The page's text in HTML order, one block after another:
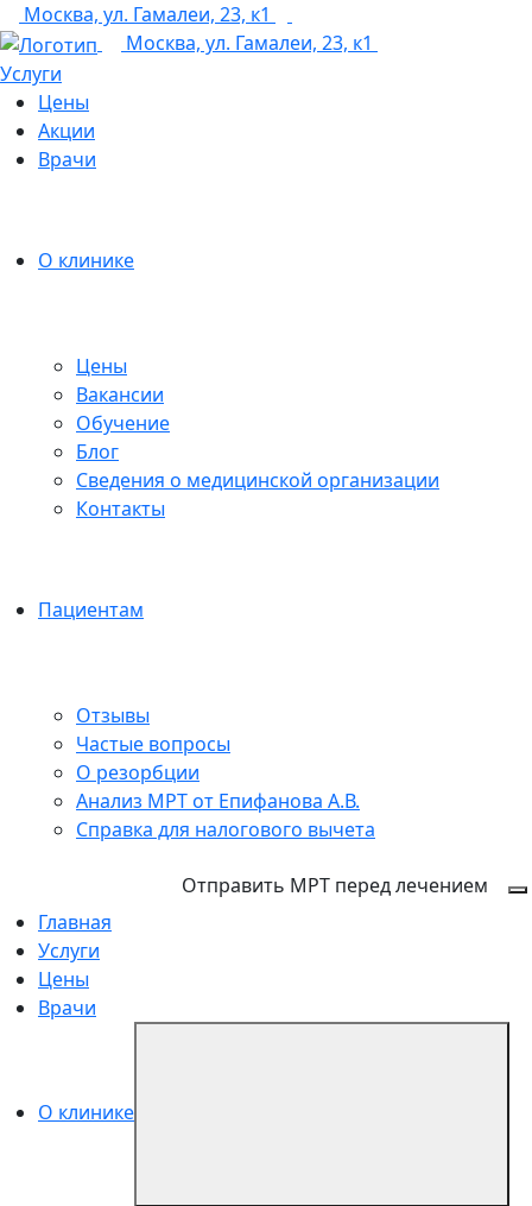
Москва, ул. Гамалеи, 23, к1
Москва, ул. Гамалеи, 23, к1
Услуги
Цены
Акции
Врачи
О клинике
Цены
Вакансии
Обучение
Блог
Сведения о медицинской организации
Контакты
Пациентам
Отзывы
Частые вопросы
О резорбции
Анализ МРТ от Епифанова А.В.
Справка для налогового вычета
Отправить МРТ перед лечением
Главная
Услуги
Цены
Врачи
О клинике